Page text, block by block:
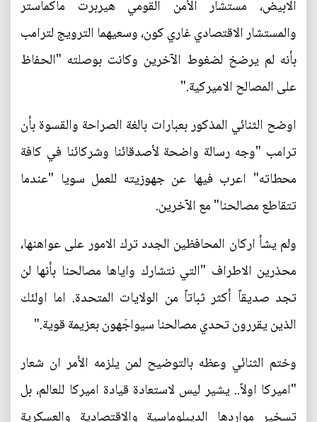
الابيض، مستشار الأمن القومي هيربرت ماكماستر
والمستشار الاقتصادي غاري كون، وسعيهما الترويج لترامب
بأنه لم يرضخ لضغوط الآخرين وكانت بوصلته "الحفاظ
على المصالح الاميركية."
اوضح الثنائي المذكور بعبارات بالغة الصراحة والقسوة بأن
ترامب "وجه رسالة واضحة لأصدقائنا وشركائنا في كافة
محطاته" اعرب فيها عن جهوزيته للعمل سويا "عندما
تتقاطع مصالحنا" مع الآخرين.
ولم يشأ اركان المحافظين الجدد ترك الامور على عواهنها،
محذرين الاطراف "التي نتشارك واياها مصالحنا بأنها لن
تجد صديقاً أكثر ثباتاً من الولايات المتحدة. اما اولئك
الذين يقررون تحدي مصالحنا سيواجَهون بعزيمة قوية."
وختم الثنائي وعظه بالتوضيح لمن يلزمه الأمر ان شعار
"اميركا اولاً.. يشير ليس لاستعادة قيادة اميركا للعالم، بل